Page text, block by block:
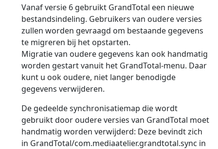
Vanaf versie 6 gebruikt GrandTotal een nieuwe
bestandsindeling. Gebruikers van oudere versies
zullen worden gevraagd om bestaande gegevens
te migreren bij het opstarten.
Migratie van oudere gegevens kan ook handmatig
worden gestart vanuit het GrandTotal-menu. Daar
kunt u ook oudere, niet langer benodigde
gegevens verwijderen.
De gedeelde synchronisatiemap die wordt
gebruikt door oudere versies van GrandTotal moet
handmatig worden verwijderd: Deze bevindt zich
in GrandTotal/com.mediaatelier.grandtotal.sync in